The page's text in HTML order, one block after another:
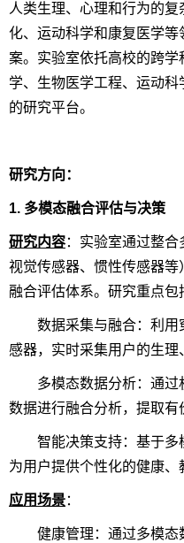
人类生理、心理和行为的
化、运动科学和康复医学
案。实验室依托高校的跨
学、生物医学工程、运动
的研究平台。
研究方向：
1. 多模态融合评估与决策
研究内容：实验室通过整合
视觉传感器、惯性传感器
融合评估体系。研究重点包
数据采集与融合：利用
感器，实时采集用户的生理
多模态数据分析：通过
数据进行融合分析，提取有
智能决策支持：基于多
为用户提供个性化的健康、
应用场景：
健康管理：通过多模态